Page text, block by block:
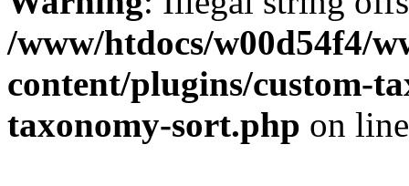
/www/htdocs/w00d54f4/
content/plugins/custom-
taxonomy-sort.php on